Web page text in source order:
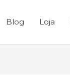
Blog Loja